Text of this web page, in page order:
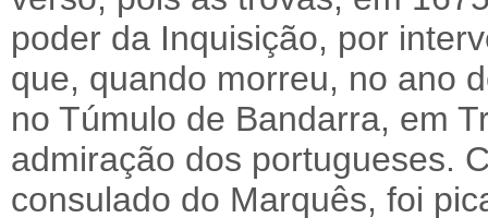
poder da Inquisição, por
que, quando morreu, no ano
no Túmulo de Bandarra, em
admiração dos portugueses.
consulado do Marquês, foi